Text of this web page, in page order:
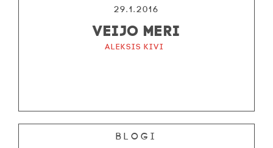
29.1.2016
VEIJO MERI
Aleksis Kivi
Blogi